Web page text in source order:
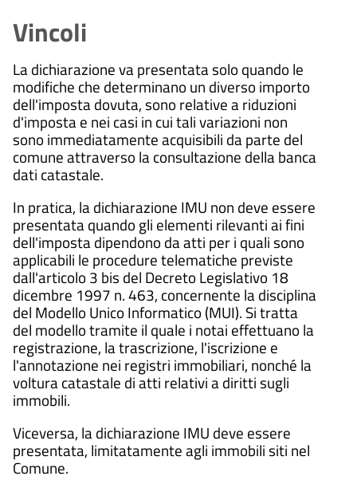
giorni
di 30 giorni dalla presentazione
dell'istanza.
30
giorni procedimento
Il procedimento amministrativo
sarà concluso entro un massimo
di 30 giorni dalla presentazione
dell'istanza.
Vincoli
La dichiarazione va presentata solo quando le
modifiche che determinano un diverso importo
dell'imposta dovuta, sono relative a riduzioni
d'imposta e nei casi in cui tali variazioni non
sono immediatamente acquisibili da parte del
comune attraverso la consultazione della banca
dati catastale.
In pratica, la dichiarazione IMU non deve essere
presentata quando gli elementi rilevanti ai fini
dell'imposta dipendono da atti per i quali sono
applicabili le procedure telematiche previste
dall'articolo 3 bis del Decreto Legislativo 18
dicembre 1997 n. 463, concernente la disciplina
del Modello Unico Informatico (MUI). Si tratta
del modello tramite il quale i notai effettuano la
registrazione, la trascrizione, l'iscrizione e
l'annotazione nei registri immobiliari, nonché la
voltura catastale di atti relativi a diritti sugli
immobili.
Viceversa, la dichiarazione IMU deve essere
presentata, limitatamente agli immobili siti nel
Comune.